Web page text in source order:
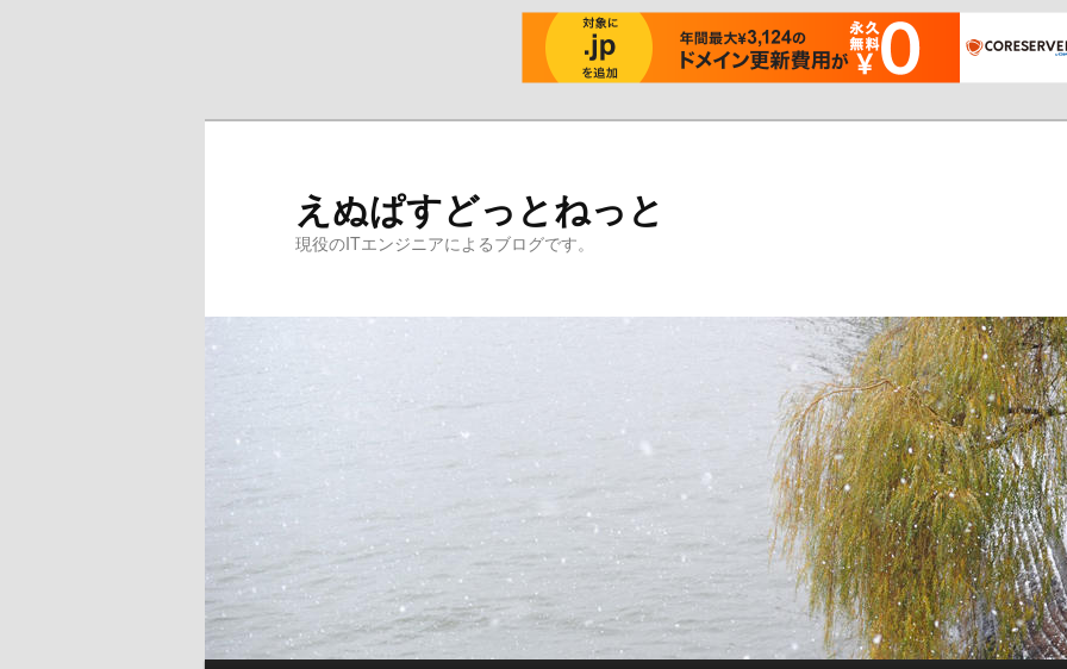
えぬぱすどっとねっと
現役のITエンジニアによるブログです。